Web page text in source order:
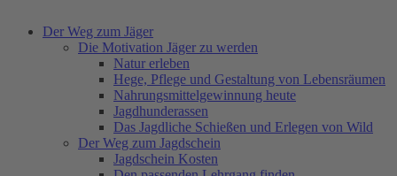
Der Weg zum Jäger
Die Motivation Jäger zu werden
Natur erleben
Hege, Pflege und Gestaltung von Lebensräumen
Nahrungsmittelgewinnung heute
Jagdhunderassen
Das Jagdliche Schießen und Erlegen von Wild
Der Weg zum Jagdschein
Jagdschein Kosten